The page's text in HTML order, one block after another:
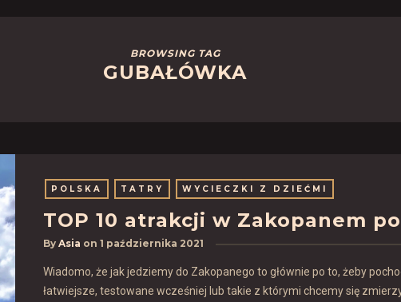
BROWSING TAG
GUBAŁÓWKA
POLSKA TATRY WYCIECZKI Z DZIEĆMI
TOP 10 atrakcji w Zakopanem
By Asia on 1 października 2021
Wiadomo, że jak jedziemy do Zakopanego to głównie po to, żeby
łatwiejsze, testowane wcześniej lub takie z którymi chcemy się